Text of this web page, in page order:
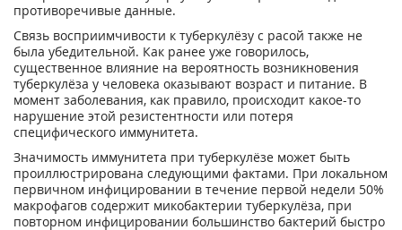
противоречивые данные.
Связь восприимчивости к туберкулёзу с расой также не
была убедительной. Как ранее уже говорилось,
существенное влияние на вероятность возникновения
туберкулёза у человека оказывают возраст и питание. В
момент заболевания, как правило, происходит какое-то
нарушение этой резистентности или потеря
специфического иммунитета.
Значимость иммунитета при туберкулёзе может быть
проиллюстрирована следующими фактами. При локальном
первичном инфицировании в течение первой недели 50%
макрофагов содержит микобактерии туберкулёза, при
повторном инфицировании большинство бактерий быстро